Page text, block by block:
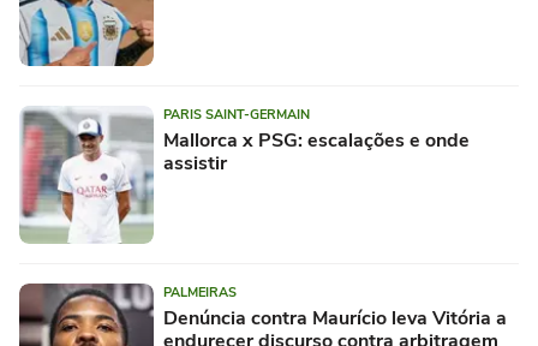
PARIS SAINT-GERMAIN
Mallorca x PSG: escalações e onde
assistir
PALMEIRAS
Denúncia contra Maurício leva Vitória a